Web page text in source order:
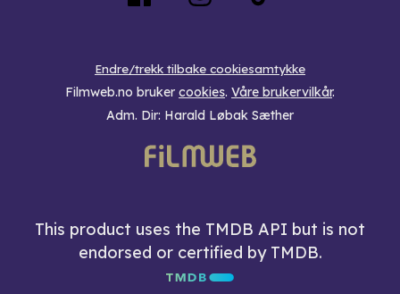
Endre/trekk tilbake cookiesamtykke
Filmweb.no bruker cookies. Våre brukervilkår.
Adm. Dir: Harald Løbak Sæther
This product uses the TMDB API but is not
endorsed or certified by TMDB.